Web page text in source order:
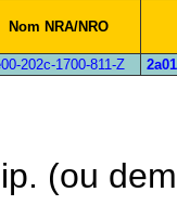
Nom NRA/NRO
202c-1700-811-Z
(ou